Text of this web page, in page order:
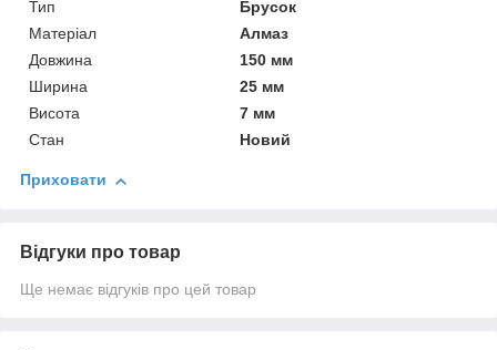
Тип
Брусок
Матеріал
Алмаз
Довжина
150 мм
Ширина
25 мм
Висота
7 мм
Стан
Новий
Приховати
Відгуки про товар
Ще немає відгуків про цей товар